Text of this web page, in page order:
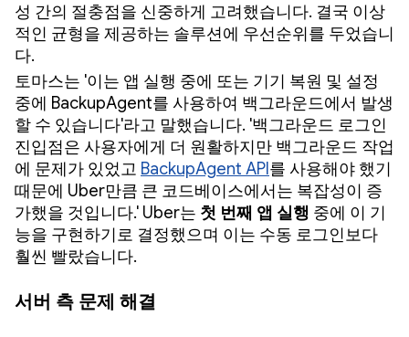
성 간의 절충점을 신중하게 고려했습니다. 결국 이상
적인 균형을 제공하는 솔루션에 우선순위를 두었습니
다.
토마스는 '이는 앱 실행 중에 또는 기기 복원 및 설정
중에 BackupAgent를 사용하여 백그라운드에서 발생
할 수 있습니다'라고 말했습니다. '백그라운드 로그인
진입점은 사용자에게 더 원활하지만 백그라운드 작업
에 문제가 있었고 BackupAgent API 를 사용해야 했기
때문에 Uber만큼 큰 코드베이스에서는 복잡성이 증
가했을 것입니다.' Uber는 첫 번째 앱 실행 중에 이 기
능을 구현하기로 결정했으며 이는 수동 로그인보다
훨씬 빨랐습니다.
서버 측 문제 해결